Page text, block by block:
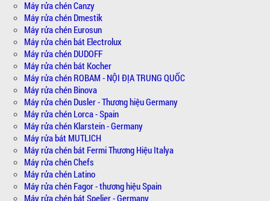
Máy rửa chén Canzy
Máy rửa chén Dmestik
Máy rửa chén Eurosun
Máy rửa chén bát Electrolux
Máy rửa chén DUDOFF
Máy rửa chén bát Kocher
Máy rửa chén ROBAM - NỘI ĐỊA TRUNG QUỐC
Máy rửa chén Binova
Máy rửa chén Dusler - Thương hiệu Germany
Máy rửa chén Lorca - Spain
Máy rửa chén Klarstein - Germany
Máy rửa bát MUTLICH
Máy rửa chén bát Fermi Thương Hiệu Italya
Máy rửa chén Chefs
Máy rửa chén Latino
Máy rửa chén Fagor - thương hiệu Spain
Máy rửa chén bát Spelier - Germany